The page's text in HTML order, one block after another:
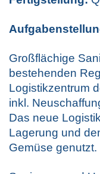
Großflächige
bestehenden
Logistikzentrum
inkl.
Das neue
Lagerung und
Gemüse genutzt.